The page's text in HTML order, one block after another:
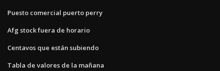
Puesto comercial puerto perry
Afg stock fuera de horario
Centavos que están subiendo
Tabla de valores de la mañana